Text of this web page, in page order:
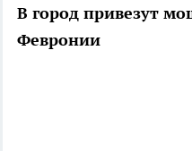
В город привезут
Февронии